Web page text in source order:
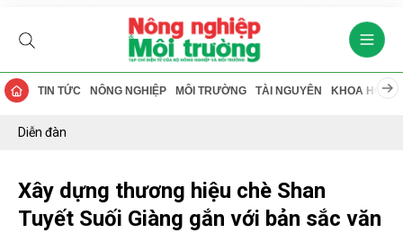
TIN TỨC NÔNG NGHIỆP MÔI TRƯỜNG TÀI NGUYÊN KHOA HỌC
Diễn đàn
Xây dựng thương hiệu chè Shan
Tuyết Suối Giàng gắn với bản sắc văn